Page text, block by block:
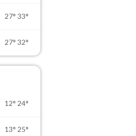
27° 33°
27° 32°
12° 24°
13° 25°